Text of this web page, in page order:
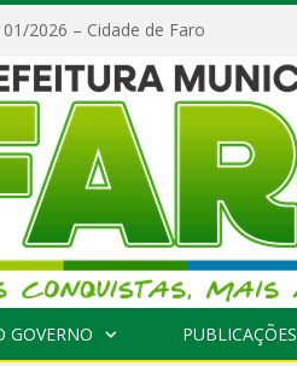
2026 – Cidade de Faro
GOVERNO PUBLICAÇÕES